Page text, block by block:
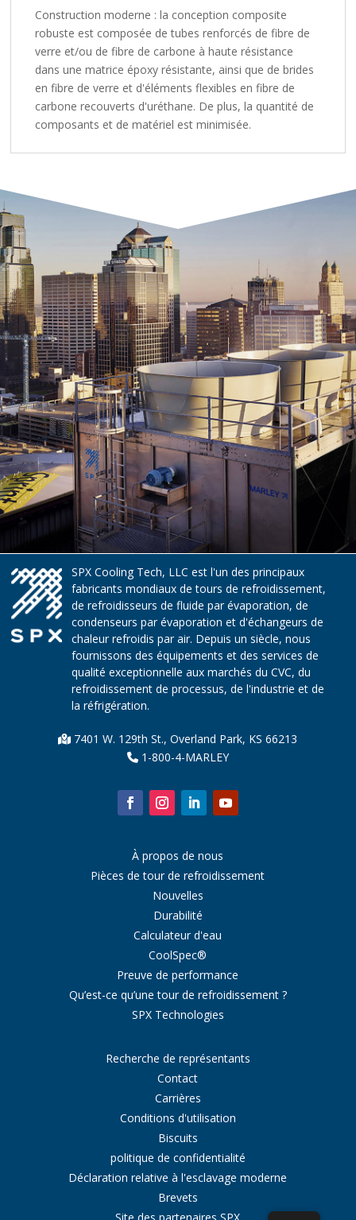
Construction moderne : la conception composite
robuste est composée de tubes renforcés de fibre de
verre et/ou de fibre de carbone à haute résistance
dans une matrice époxy résistante, ainsi que de brides
en fibre de verre et d'éléments flexibles en fibre de
carbone recouverts d'uréthane. De plus, la quantité de
composants et de matériel est minimisée.
SPX Cooling Tech, LLC est l'un des principaux
fabricants mondiaux de tours de refroidissement,
de refroidisseurs de fluide par évaporation, de
condenseurs par évaporation et d'échangeurs de
chaleur refroidis par air. Depuis un siècle, nous
fournissons des équipements et des services de
qualité exceptionnelle aux marchés du CVC, du
refroidissement de processus, de l'industrie et de
la réfrigération.
7401 W. 129th St., Overland Park, KS 66213
1-800-4-MARLEY
À propos de nous
Pièces de tour de refroidissement
Nouvelles
Durabilité
Calculateur d'eau
CoolSpec®
Preuve de performance
Qu’est-ce qu’une tour de refroidissement ?
SPX Technologies
Recherche de représentants
Contact
Carrières
Conditions d'utilisation
Biscuits
politique de confidentialité
Déclaration relative à l'esclavage moderne
Brevets